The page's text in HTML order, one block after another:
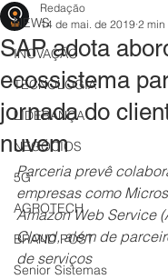
NEWS
INOVAÇÃO
TECNOLOGIA
LIDERANÇA
NEGÓCIOS
5G
AGROTECH
BRAND POST
Senior Sistemas
SAP adota
ecossistema
jornada do
nuvem
Redação
14 de mai. de 2019 2 min
Parceria prevê
empresas como
Amazon Web Service
Cloud, além de
de serviços